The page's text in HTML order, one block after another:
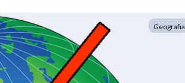
Geografia